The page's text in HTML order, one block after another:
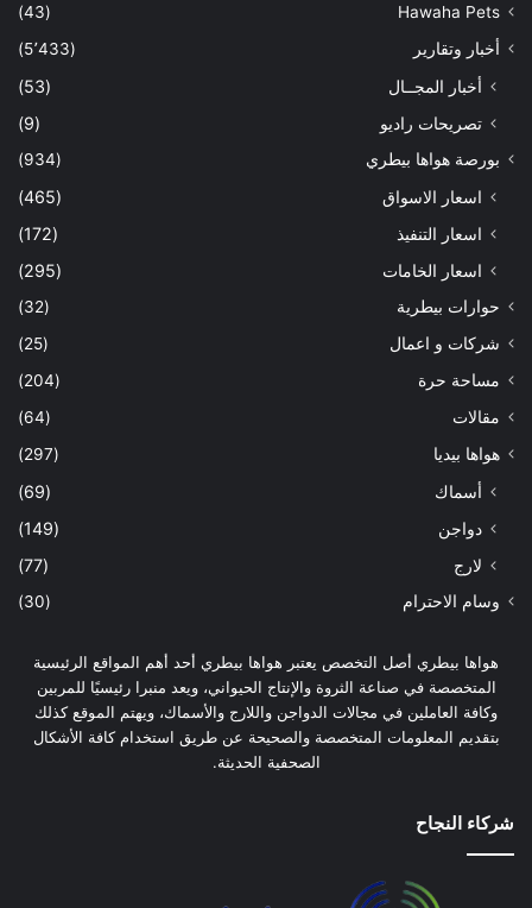
Hawaha Pets
(43)
أخبار وتقارير
(5٬433)
أخبار المجــال
(53)
تصريحات راديو
(9)
بورصة هواها بيطري (934)
اسعار الاسواق
(465)
اسعار التنفيذ
(172)
اسعار الخامات
(295)
حوارات بيطرية
(32)
شركات و اعمال
(25)
مساحة حرة
(204)
مقالات
(64)
هواها بيديا
(297)
أسماك
(69)
دواجن
(149)
لارج
(77)
وسام الاحترام (30)
هواها بيطري أصل التخصص يعتبر هواها بيطري أحد أهم المواقع الرئيسية
المتخصصة في صناعة الثروة والإنتاج الحيواني، ويعد منبرا رئيسيًا للمربين
وكافة العاملين في مجالات الدواجن واللارج والأسماك، ويهتم الموقع كذلك
بتقديم المعلومات المتخصصة والصحيحة عن طريق استخدام كافة الأشكال
الصحفية الحديثة.
شركاء النجاح